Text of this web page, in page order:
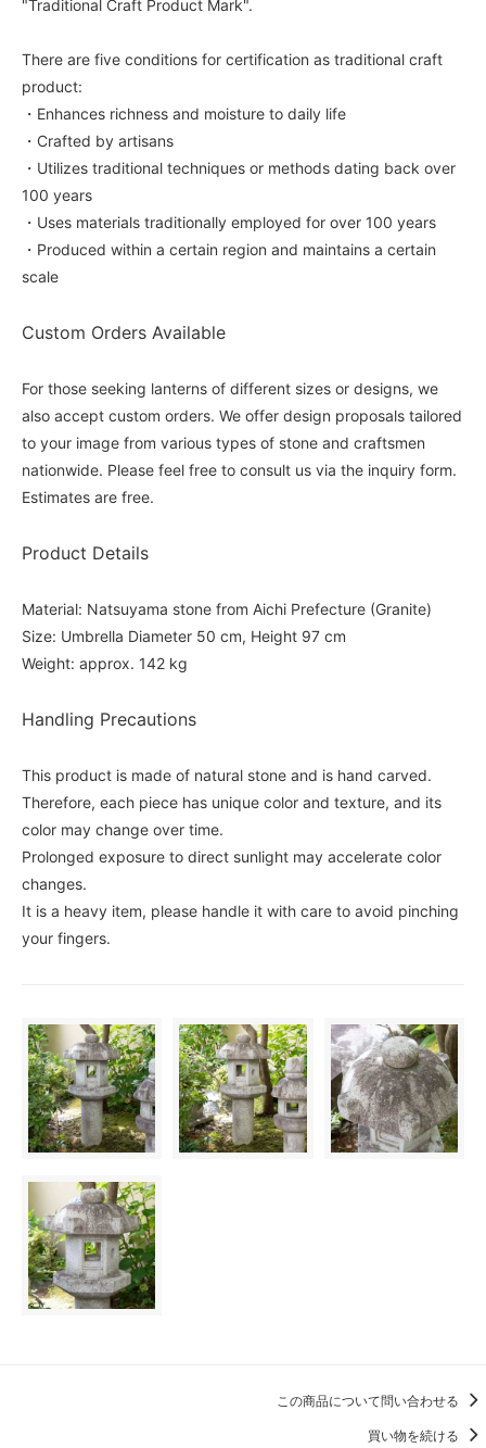
"Traditional Craft Product Mark".
There are five conditions for certification as traditional craft
product:
・Enhances richness and moisture to daily life
・Crafted by artisans
・Utilizes traditional techniques or methods dating back over
100 years
・Uses materials traditionally employed for over 100 years
・Produced within a certain region and maintains a certain
scale
Custom Orders Available
For those seeking lanterns of different sizes or designs, we
also accept custom orders. We offer design proposals tailored
to your image from various types of stone and craftsmen
nationwide. Please feel free to consult us via the inquiry form.
Estimates are free.
Product Details
Material: Natsuyama stone from Aichi Prefecture (Granite)
Size: Umbrella Diameter 50 cm, Height 97 cm
Weight: approx. 142 kg
Handling Precautions
This product is made of natural stone and is hand carved.
Therefore, each piece has unique color and texture, and its
color may change over time.
Prolonged exposure to direct sunlight may accelerate color
changes.
It is a heavy item, please handle it with care to avoid pinching
your fingers.
この商品について問い合わせる
買い物を続ける